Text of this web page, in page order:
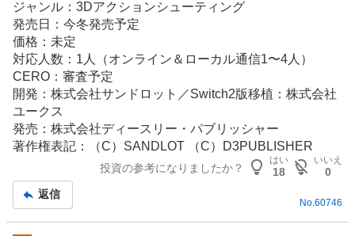
ジャンル：3Dアクションシューティング
発売日：今冬発売予定
価格：未定
対応人数：1人（オンライン＆ローカル通信1〜4人）
CERO：審査予定
開発：株式会社サンドロット／Switch2版移植：株式会社
ユークス
発売：株式会社ディースリー・パブリッシャー
著作権表記：（C）SANDLOT （C）D3PUBLISHER
投資の参考になりましたか？
はい
18
いいえ
0
返信
No. 60746